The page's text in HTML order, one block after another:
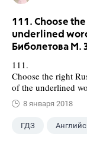
111. Choose
underlined
Биболетова М.
111.
Choose the right
of the underlined
8 января 2018
ГДЗ